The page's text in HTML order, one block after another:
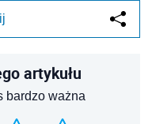
artykułu
bardzo ważna